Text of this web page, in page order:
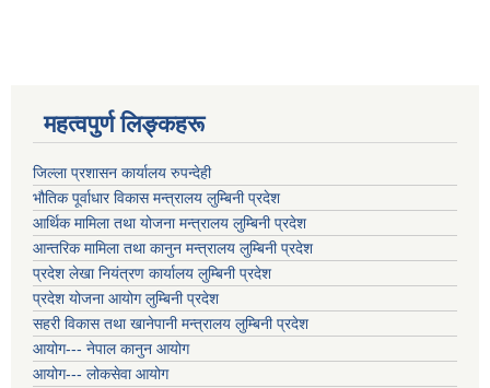
महत्वपुर्ण लिङ्कहरू
जिल्ला प्रशासन कार्यालय रुपन्देही
भौतिक पूर्वाधार विकास मन्त्रालय लुम्बिनी प्रदेश
आर्थिक मामिला तथा योजना मन्त्रालय लुम्बिनी प्रदेश
आन्तरिक मामिला तथा कानुन मन्त्रालय लुम्बिनी प्रदेश
प्रदेश लेखा नियंत्रण कार्यालय लुम्बिनी प्रदेश
प्रदेश योजना आयोग लुम्बिनी प्रदेश
सहरी विकास तथा खानेपानी मन्त्रालय लुम्बिनी प्रदेश
आयोग--- नेपाल कानुन आयोग
आयोग--- लोकसेवा आयोग